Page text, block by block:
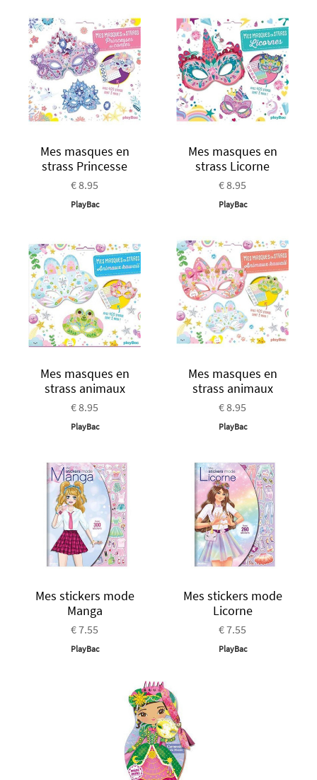
Mes masques en
strass Princesse
€ 8.95
PlayBac
Mes masques en
strass Licorne
€ 8.95
PlayBac
Mes masques en
strass animaux
€ 8.95
PlayBac
Mes masques en
strass animaux
€ 8.95
PlayBac
Mes stickers mode
Manga
€ 7.55
PlayBac
Mes stickers mode
Licorne
€ 7.55
PlayBac